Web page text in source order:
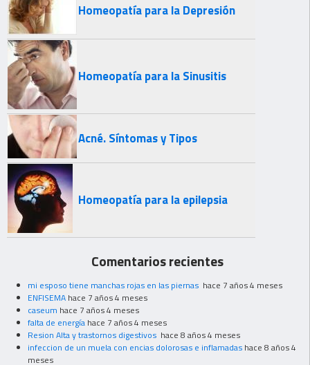
Homeopatía para la Depresión
Homeopatía para la Sinusitis
Acné. Síntomas y Tipos
Homeopatía para la epilepsia
Comentarios recientes
mi esposo tiene manchas rojas en las piernas hace 7 años 4 meses
ENFISEMA hace 7 años 4 meses
caseum hace 7 años 4 meses
falta de energía hace 7 años 4 meses
Resion Alta y trastornos digestivos hace 8 años 4 meses
infeccion de un muela con encias dolorosas e inflamadas hace 8 años 4
meses